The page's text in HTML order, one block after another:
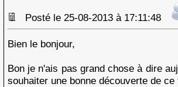
Posté le 25-08-2013 à 17:11:48
Bien le bonjour,
Bon je n'ais pas grand chose à dire
souhaiter une bonne découverte de ce